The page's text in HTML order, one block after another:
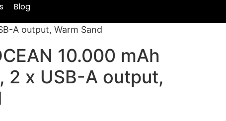
Blog
A output, Warm Sand
10.000 mAh
2 x USB-A output,